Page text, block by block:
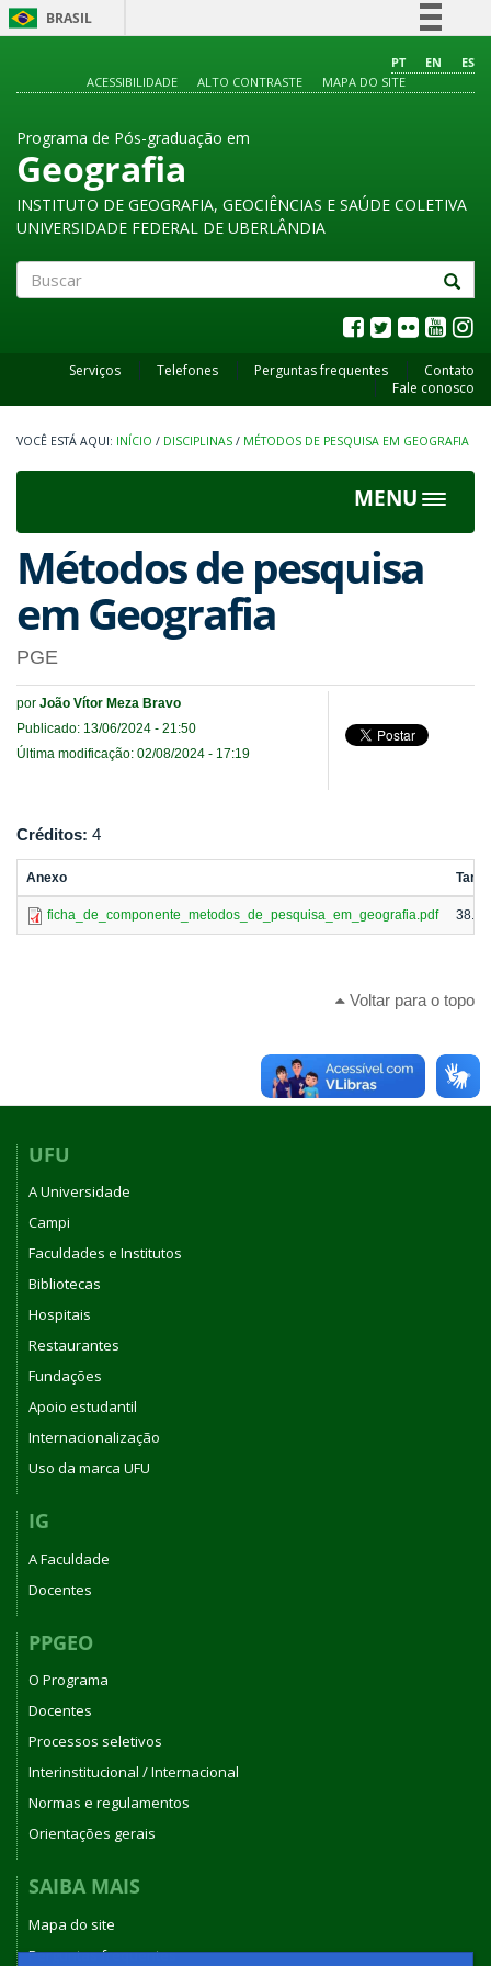
BRASIL
Comunica BR
PT EN
ES
ACESSIBILIDADE
ALTO CONTRASTE MAPA DO SITE
Programa de Pós-graduação em
Geografia
INSTITUTO DE GEOGRAFIA, GEOCIÊNCIAS E SAÚDE COLETIVA
UNIVERSIDADE FEDERAL DE UBERLÂNDIA
Serviços Telefones Perguntas frequentes
Contato
Fale conosco
INÍCIO / DISCIPLINAS / MÉTODOS DE PESQUISA EM GEOGRAFIA
MENU
Toggle
Métodos de pesquisa
em Geografia
PGE
por João Vítor Meza Bravo
Publicado: 13/06/2024 - 21:50
Última modificação: 02/08/2024 - 17:19
Créditos: 4
Anexo
ficha_de_componente_metodos_de_pesquisa_em_geografia.pdf
Voltar para o topo
UFU
A Universidade
Campi
Faculdades e Institutos
Bibliotecas
Hospitais
Restaurantes
Fundações
Apoio estudantil
Internacionalização
Uso da marca UFU
IG
A Faculdade
Docentes
PPGEO
O Programa
Docentes
Processos seletivos
Interinstitucional / Internacional
Normas e regulamentos
Orientações gerais
SAIBA MAIS
Mapa do site
Perguntas frequentes